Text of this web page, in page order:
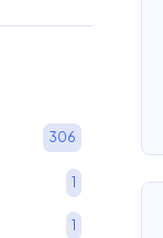
306
1
1